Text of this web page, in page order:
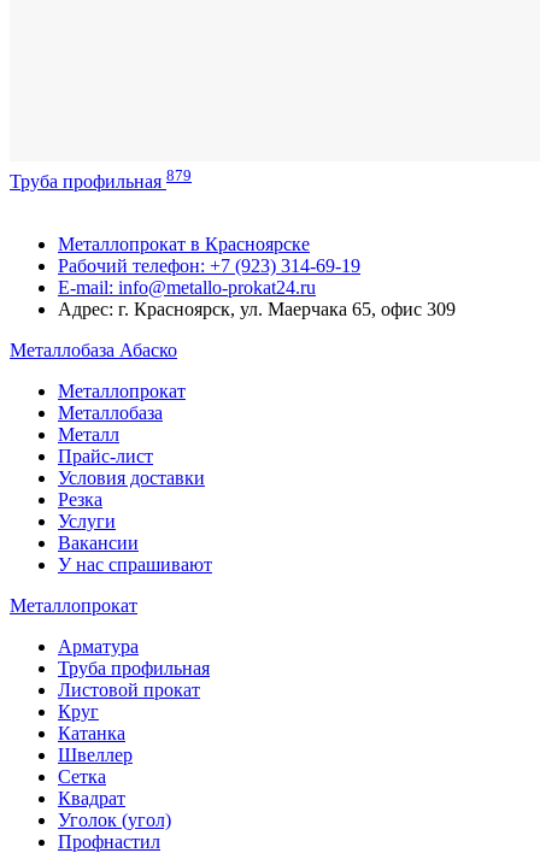
Труба профильная 879
Металлопрокат в Красноярске
Рабочий телефон: +7 (923) 314-69-19
E-mail: info@metallo-prokat24.ru
Адрес: г. Красноярск, ул. Маерчака 65, офис 309
Металлобаза Абаско
Металлопрокат
Металлобаза
Металл
Прайс-лист
Условия доставки
Резка
Услуги
Вакансии
У нас спрашивают
Металлопрокат
Арматура
Труба профильная
Листовой прокат
Круг
Катанка
Швеллер
Сетка
Квадрат
Уголок (угол)
Профнастил